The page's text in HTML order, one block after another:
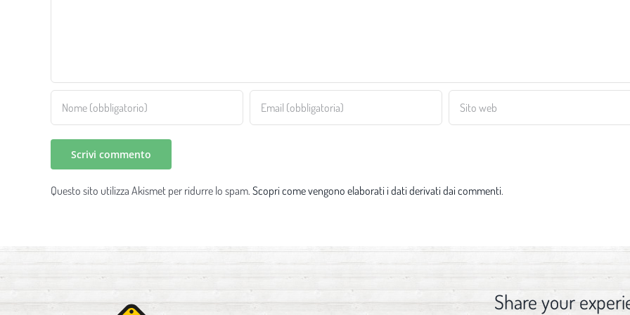
Questo sito utilizza Akismet per ridurre lo spam. Scopri come vengono elaborati i dati derivati dai commenti.
Share your